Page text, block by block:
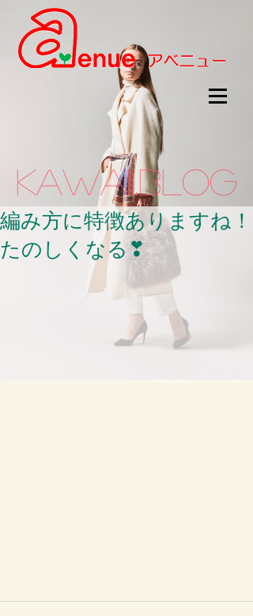
kawaii.BLOG
編み方に特徴ありますね！
たのしくなる❣